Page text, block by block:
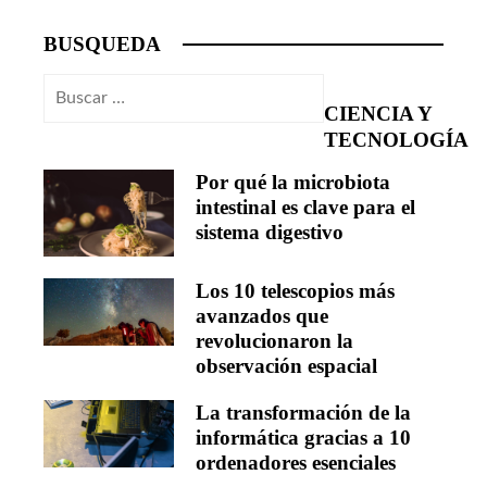
BUSQUEDA
Buscar:
CIENCIA Y
TECNOLOGÍA
Por qué la microbiota
intestinal es clave para el
sistema digestivo
Los 10 telescopios más
avanzados que
revolucionaron la
observación espacial
La transformación de la
informática gracias a 10
ordenadores esenciales